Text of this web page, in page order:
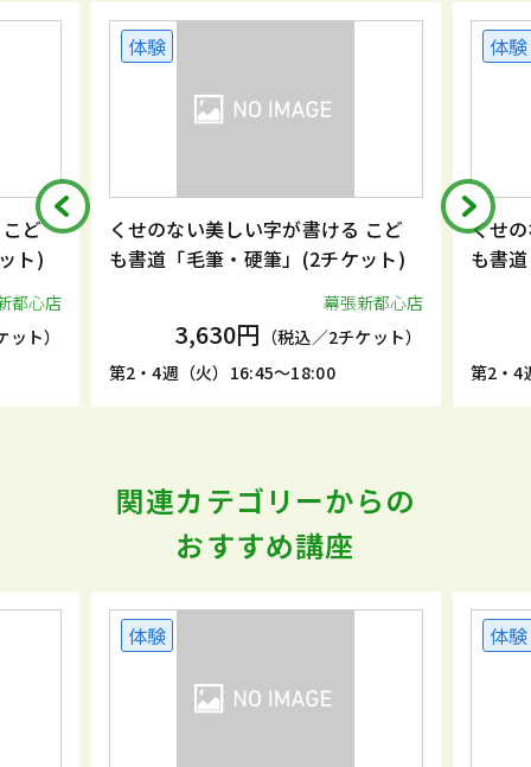
ど
ト)
都心店
ト）
体験
くせのない美しい字が書ける こど
も書道「毛筆・硬筆」(2チケット)
幕張新都心店
3,630円 （税込／2チケット）
第2・4週（火）16:45～18:00
体験
くせ
も書
第2・4
関連カテゴリーからの
おすすめ講座
体験 体験